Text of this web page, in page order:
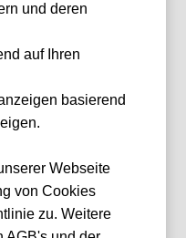
und deren
auf Ihren
basierend
Webseite
von Cookies
zu. Weitere